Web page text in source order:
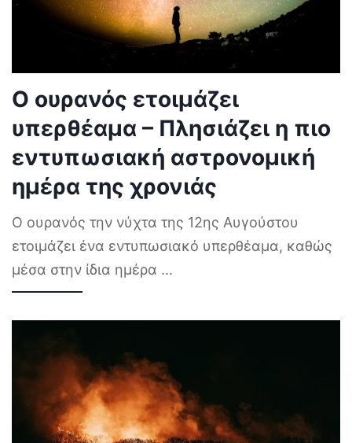
Ο ουρανός ετοιμάζει
υπερθέαμα – Πλησιάζει η πιο
εντυπωσιακή αστρονομική
ημέρα της χρονιάς
Ο ουρανός την νύχτα της 12ης Αυγούστου
ετοιμάζει ένα εντυπωσιακό υπερθέαμα, καθώς
μέσα στην ίδια ημέρα ...